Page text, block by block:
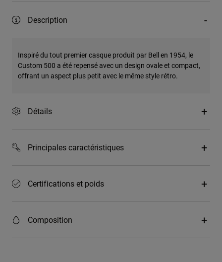
Description
Inspiré du tout premier casque produit par Bell en 1954, le
Custom 500 a été repensé avec un design ovale et compact,
offrant un aspect plus petit avec le même style rétro.
Détails
Principales caractéristiques
Certifications et poids
Composition